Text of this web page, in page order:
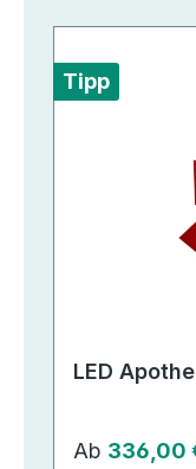
Tipp
LED
Regulärer
Ab 336,00